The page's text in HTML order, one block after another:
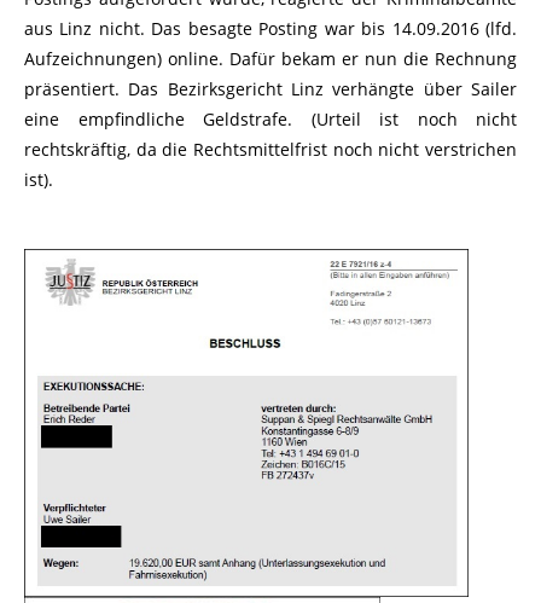
aus Linz nicht. Das besagte Posting war bis 14.09.2016 (lfd.
Aufzeichnungen) online. Dafür bekam er nun die Rechnung
präsentiert. Das Bezirksgericht Linz verhängte über Sailer
eine empfindliche Geldstrafe. (Urteil ist noch nicht
rechtskräftig, da die Rechtsmittelfrist noch nicht verstrichen
ist).